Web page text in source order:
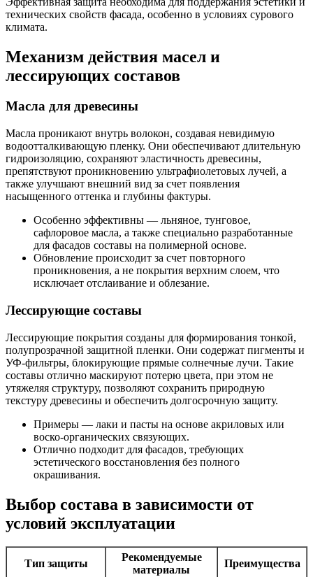
технических свойств фасада, особенно в условиях сурового
климата.
Механизм действия масел и
лессирующих составов
Масла для древесины
Масла проникают внутрь волокон, создавая невидимую
водоотталкивающую пленку. Они обеспечивают длительную
гидроизоляцию, сохраняют эластичность древесины,
препятствуют проникновению ультрафиолетовых лучей, а
также улучшают внешний вид за счет появления
насыщенного оттенка и глубины фактуры.
Особенно эффективны — льняное, тунговое,
сафлоровое масла, а также специально разработанные
для фасадов составы на полимерной основе.
Обновление происходит за счет повторного
проникновения, а не покрытия верхним слоем, что
исключает отслаивание и облезание.
Лессирующие составы
Лессирующие покрытия созданы для формирования тонкой,
полупрозрачной защитной пленки. Они содержат пигменты и
УФ-фильтры, блокирующие прямые солнечные лучи. Такие
составы отлично маскируют потерю цвета, при этом не
утяжеляя структуру, позволяют сохранить природную
текстуру древесины и обеспечить долгосрочную защиту.
Примеры — лаки и пасты на основе акриловых или
воско-органических связующих.
Отлично подходит для фасадов, требующих
эстетического восстановления без полного
окрашивания.
Выбор состава в зависимости от
условий эксплуатации
Тип защиты
Рекомендуемые
материалы
Преимущества